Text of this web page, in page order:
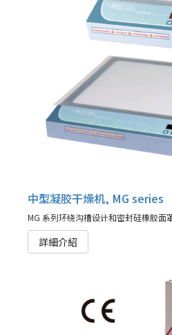
中型凝胶干燥机, MG series
詳細介紹